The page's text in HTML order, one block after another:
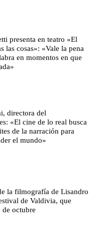
presenta en teatro «El
las cosas»: «Vale la pena
en momentos en que
directora del
«El cine de lo real busca
de la narración para
el mundo»
la filmografía de Lisandro
de Valdivia, que
de octubre